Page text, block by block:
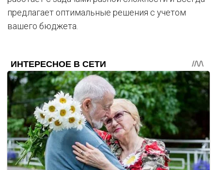
предлагает оптимальные решения с учетом
вашего бюджета.